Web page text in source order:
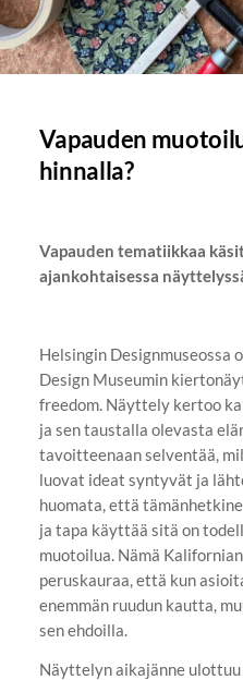
Vapauden
hinnalla?
Vapauden tematiikkaa
ajankohtaisessa
Helsingin Designmuseossa
Design Museumin
freedom. Näyttely kertoo
ja sen taustalla olevasta
tavoitteenaan selventää,
luovat ideat syntyvät ja
huomata, että
ja tapa käyttää sitä on
muotoilua. Nämä
peruskauraa, että kun
enemmän ruudun kautta,
sen ehdoilla.
Näyttelyn aikajänne